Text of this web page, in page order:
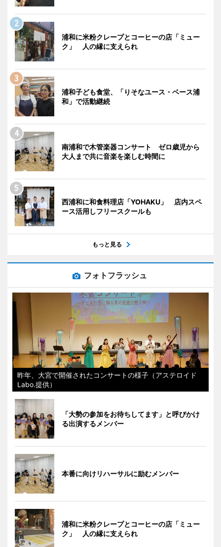
浦和に米粉クレープとコーヒーの店「ミュー
ク」 人の縁に支えられ
浦和子ども食堂、「りそなユース・ベース浦
和」で活動継続
南浦和で木管楽器コンサート ゼロ歳児から
大人まで共に音楽を楽しむ時間に
西浦和に和食料理店「YOHAKU」 店内スペ
ース活用しフリースクールも
もっと見る
フォトフラッシュ
昨年、大宮で開催されたコンサートの様子（アステロイド
Labo.提供）
「大勢の参加をお待ちしてます」と呼びかけ
る出演するメンバー
本番に向けリハーサルに励むメンバー
浦和に米粉クレープとコーヒーの店「ミュー
ク」 人の縁に支えられ